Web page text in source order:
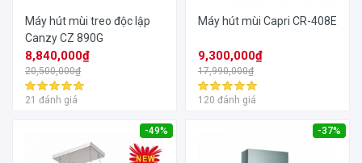
Máy hút mùi treo độc lập
Canzy CZ 890G
8,840,000₫
20,500,000₫
21 đánh giá
Máy hút mùi Capri CR-408E
9,300,000₫
17,990,000₫
120 đánh giá
-49% -37%